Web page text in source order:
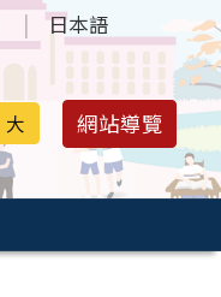
日本語
大 網站導覽